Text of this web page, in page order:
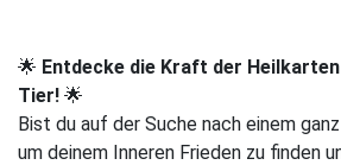
🌟 Entdecke die Kraft der
Tier! 🌟
Bist du auf der Suche nach einem
um deinem Inneren Frieden zu finden